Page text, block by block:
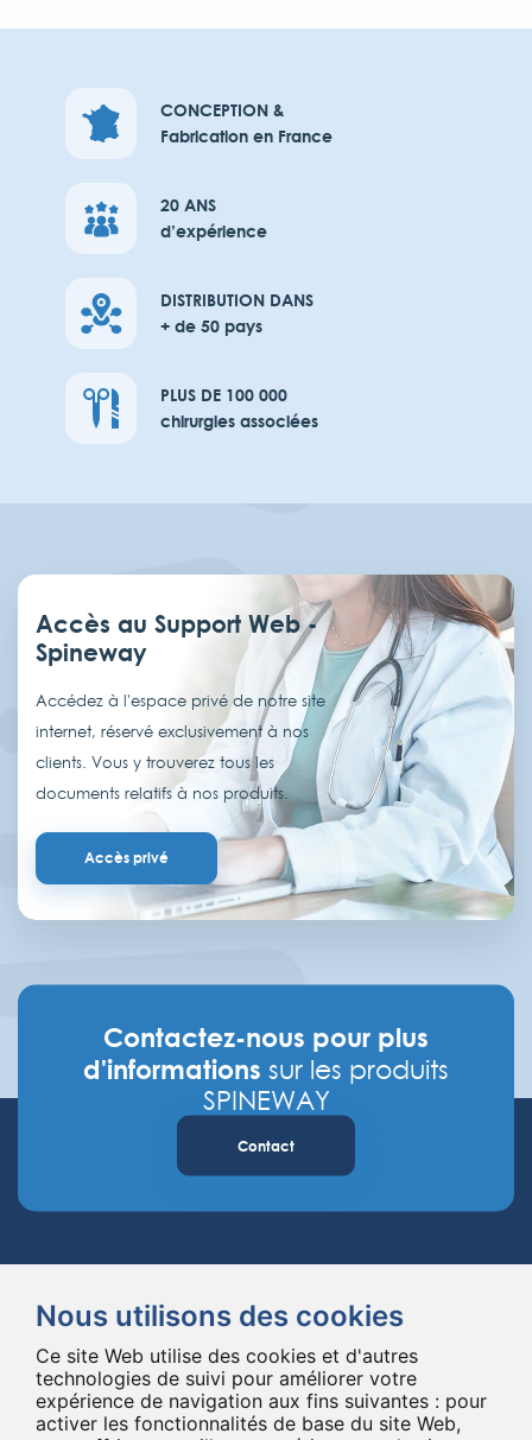
Nous utilisons des cookies
Ce site Web utilise des cookies et d'autres
technologies de suivi pour améliorer votre
expérience de navigation aux fins suivantes : pour
activer les fonctionnalités de base du site Web,
CONCEPTION &
Fabrication en France
20 ANS
d’expérience
DISTRIBUTION DANS
+ de 50 pays
PLUS DE 100 000
chirurgies associées
Accès au Support Web -
Spineway
Accédez à l'espace privé de notre site
internet, réservé exclusivement à nos
clients. Vous y trouverez tous les
documents relatifs à nos produits.
Accès privé
Contactez-nous pour plus
d'informations sur les produits
SPINEWAY
Contact
Spineway conçoit et fournit des implants et des instruments innovants
pour la chirurgie du rachis, améliorant la chirurgie rachidienne dans le
monde entier depuis 20 ans.